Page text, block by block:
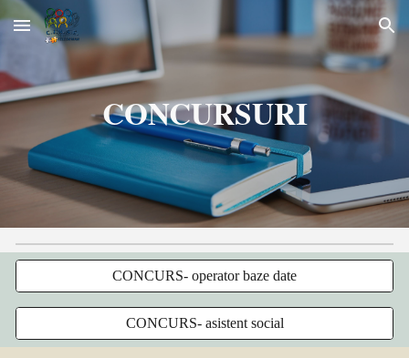
Skip to main content Skip to navigation
CONCURSURI
CONCURS- operator baze date
CONCURS- asistent social